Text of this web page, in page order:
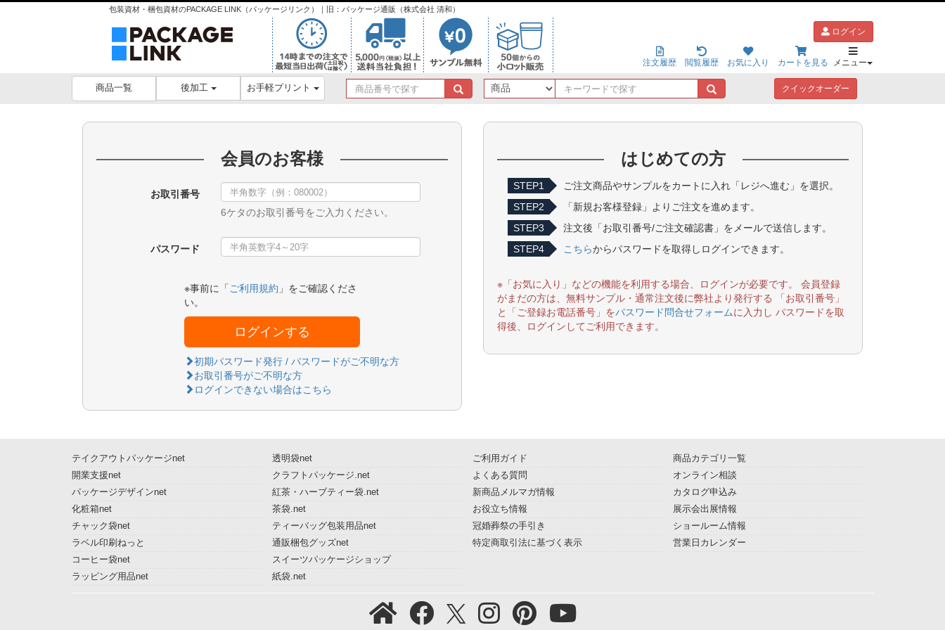
包装資材・梱包資材のPACKAGE LINK（パッケージリンク）｜旧：パッケージ通販（株式会社 清和）
ログイン
注文履歴 閲覧履歴 お気に入り カートを見る メニュー
商品一覧 後加工 お手軽プリント
商
品
キ
ー
で
探
す
クイックオーダー
会員のお客様
お取引番号
6ケタのお取引番号をご入力ください。
パスワード
※事前に「 ご利用規約 」をご確認くださ
い。
ログインする
初期パスワード発行 / パスワードがご不明な方
お取引番号がご不明な方
ログインできない場合はこちら
はじめての方
STEP1
ご注文商品やサンプルをカートに入れ「レジへ進む」を選択。
STEP2
「新規お客様登録」よりご注文を進めます。
STEP3
注文後「お取引番号/ご注文確認書」をメールで送信します。
STEP4
こちらからパスワードを取得しログインできます。
※「お気に入り」などの機能を利用する場合、ログインが必要です。 会員登録
がまだの方は、無料サンプル・通常注文後に弊社より発行する 「お取引番号」
と「ご登録お電話番号」をパスワード問合せフォームに入力し パスワードを取
得後、ログインしてご利用できます。
テイクアウトパッケージnet
開業支援net
パッケージデザインnet
化粧箱net
チャック袋net
ラベル印刷ねっと
コーヒー袋net
ラッピング用品net
透明袋net
クラフトパッケージ.net
紅茶・ハーブティー袋.net
茶袋.net
ティーバッグ包装用品net
通販梱包グッズnet
スイーツパッケージショップ
紙袋.net
ご利用ガイド
よくある質問
新商品メルマガ情報
お役立ち情報
冠婚葬祭の手引き
特定商取引法に基づく表示
商品カテゴリ一覧
オンライン相談
カタログ申込み
展示会出展情報
ショールーム情報
営業日カレンダー